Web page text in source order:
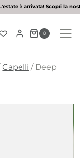
di solari
0
Capelli / Deep